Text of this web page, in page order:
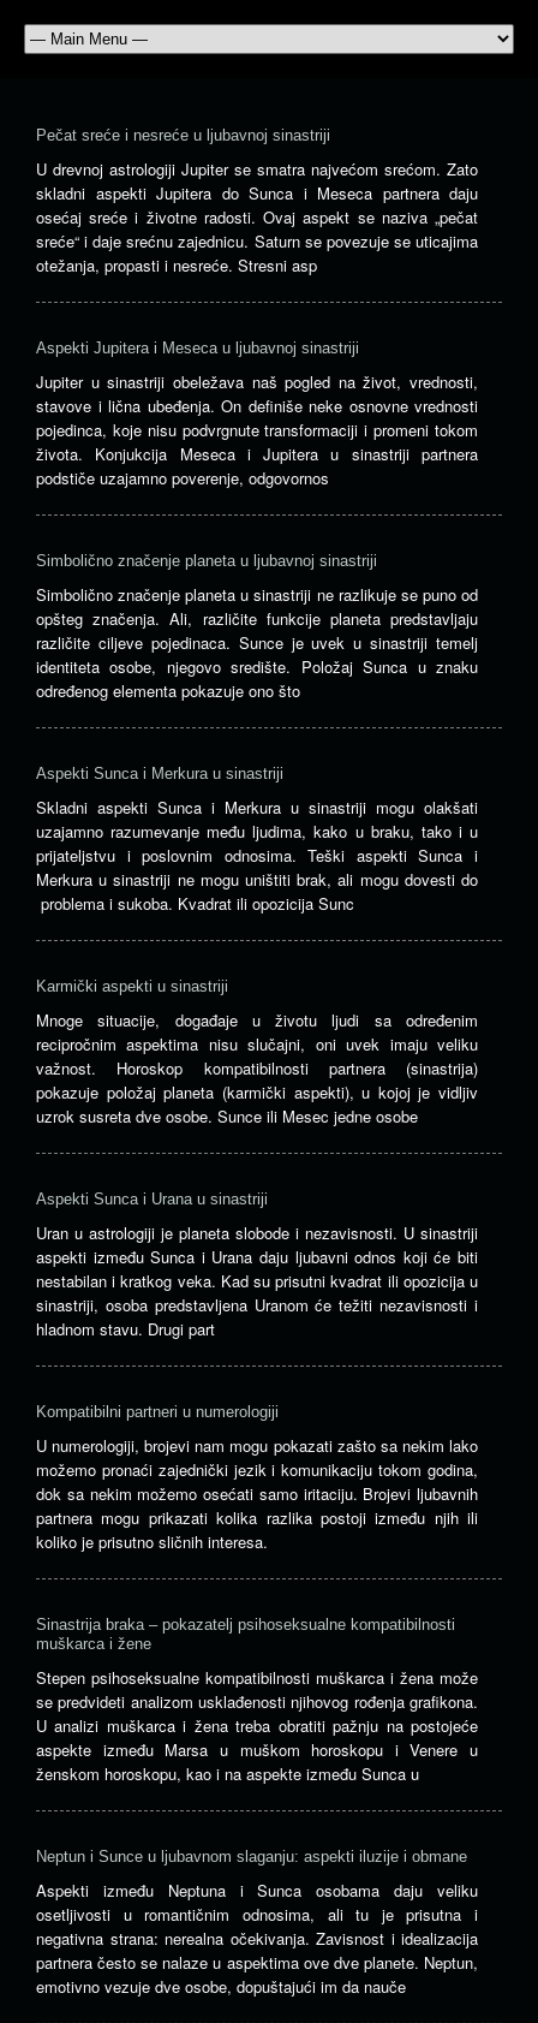
Pečat sreće i nesreće u ljubavnoj sinastriji
U drevnoj astrologiji Jupiter se smatra najvećom srećom. Zato
skladni aspekti Jupitera do Sunca i Meseca partnera daju
osećaj sreće i životne radosti. Ovaj aspekt se naziva „pečat
sreće“ i daje srećnu zajednicu. Saturn se povezuje se uticajima
otežanja, propasti i nesreće. Stresni asp
Aspekti Jupitera i Meseca u ljubavnoj sinastriji
Jupiter u sinastriji obeležava naš pogled na život, vrednosti,
stavove i lična ubeđenja. On definiše neke osnovne vrednosti
pojedinca, koje nisu podvrgnute transformaciji i promeni tokom
života. Konjukcija Meseca i Jupitera u sinastriji partnera
podstiče uzajamno poverenje, odgovornos
Simbolično značenje planeta u ljubavnoj sinastriji
Simbolično značenje planeta u sinastriji ne razlikuje se puno od
opšteg značenja. Ali, različite funkcije planeta predstavljaju
različite ciljeve pojedinaca. Sunce je uvek u sinastriji temelj
identiteta osobe, njegovo središte. Položaj Sunca u znaku
određenog elementa pokazuje ono što
Aspekti Sunca i Merkura u sinastriji
Skladni aspekti Sunca i Merkura u sinastriji mogu olakšati
uzajamno razumevanje među ljudima, kako u braku, tako i u
prijateljstvu i poslovnim odnosima. Teški aspekti Sunca i
Merkura u sinastriji ne mogu uništiti brak, ali mogu dovesti do
problema i sukoba. Kvadrat ili opozicija Sunc
Karmički aspekti u sinastriji
Mnoge situacije, događaje u životu ljudi sa određenim
recipročnim aspektima nisu slučajni, oni uvek imaju veliku
važnost. Horoskop kompatibilnosti partnera (sinastrija)
pokazuje položaj planeta (karmički aspekti), u kojoj je vidljiv
uzrok susreta dve osobe. Sunce ili Mesec jedne osobe
Aspekti Sunca i Urana u sinastriji
Uran u astrologiji je planeta slobode i nezavisnosti. U sinastriji
aspekti između Sunca i Urana daju ljubavni odnos koji će biti
nestabilan i kratkog veka. Kad su prisutni kvadrat ili opozicija u
sinastriji, osoba predstavljena Uranom će težiti nezavisnosti i
hladnom stavu. Drugi part
Kompatibilni partneri u numerologiji
U numerologiji, brojevi nam mogu pokazati zašto sa nekim lako
možemo pronaći zajednički jezik i komunikaciju tokom godina,
dok sa nekim možemo osećati samo iritaciju. Brojevi ljubavnih
partnera mogu prikazati kolika razlika postoji između njih ili
koliko je prisutno sličnih interesa.
Sinastrija braka – pokazatelj psihoseksualne kompatibilnosti
muškarca i žene
Stepen psihoseksualne kompatibilnosti muškarca i žena može
se predvideti analizom usklađenosti njihovog rođenja grafikona.
U analizi muškarca i žena treba obratiti pažnju na postojeće
aspekte između Marsa u muškom horoskopu i Venere u
ženskom horoskopu, kao i na aspekte između Sunca u
Neptun i Sunce u ljubavnom slaganju: aspekti iluzije i obmane
Aspekti između Neptuna i Sunca osobama daju veliku
osetljivosti u romantičnim odnosima, ali tu je prisutna i
negativna strana: nerealna očekivanja. Zavisnost i idealizacija
partnera često se nalaze u aspektima ove dve planete. Neptun,
emotivno vezuje dve osobe, dopuštajući im da nauče